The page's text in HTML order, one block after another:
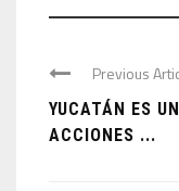
Previous
YUCATÁN ES
ACCIONES ...